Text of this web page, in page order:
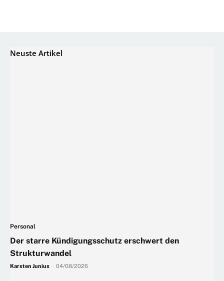
Neuste Artikel
Personal
Der starre Kündigungsschutz erschwert den
Strukturwandel
Karsten Junius 04/08/2026